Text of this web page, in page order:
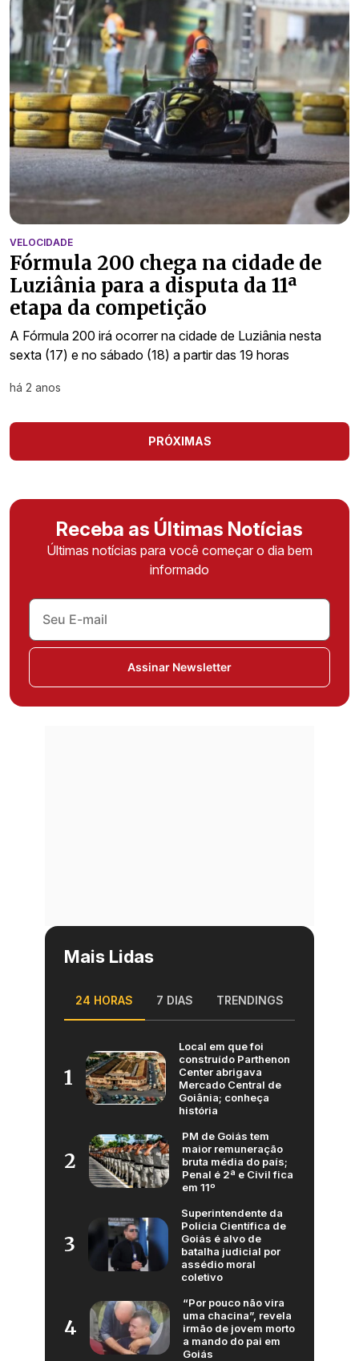
VELOCIDADE
Fórmula 200 chega na cidade de
Luziânia para a disputa da 11ª
etapa da competição
A Fórmula 200 irá ocorrer na cidade de Luziânia nesta
sexta (17) e no sábado (18) a partir das 19 horas
há 2 anos
PRÓXIMAS
Receba as Últimas Notícias
Últimas notícias para você começar o dia bem
informado
Assinar Newsletter
Mais Lidas
24 HORAS 7 DIAS TRENDINGS
1
Local em que foi
construído Parthenon
Center abrigava
Mercado Central de
Goiânia; conheça
história
2
PM de Goiás tem
maior remuneração
bruta média do país;
Penal é 2ª e Civil fica
em 11º
3
Superintendente da
Polícia Científica de
Goiás é alvo de
batalha judicial por
assédio moral
coletivo
4
“Por pouco não vira
uma chacina”, revela
irmão de jovem morto
a mando do pai em
Goiás